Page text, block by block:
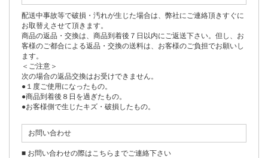
配送中事故等で破損・汚れが生じた場合は、弊社にご連絡頂きすぐに
お取替えさせて頂きます。
商品の返品・交換は、商品到着後７日以内にご返送下さい。但し、お
客様のご都合による返品・交換の送料は、お客様のご負担でお願いし
ます。
＜ご注意＞
次の場合の返品交換はお受けできません。
●１度ご使用になったもの。
●商品到着後８日を過ぎたもの。
●お客様側で生じたキズ・破損したもの。
お問い合わせ
■ お問い合わせの際はこちらまでご連絡下さい